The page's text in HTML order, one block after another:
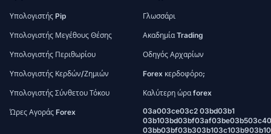
Υπολογιστής Pip
Υπολογιστής Μεγέθους Θέσης
Υπολογιστής Περιθωρίου
Υπολογιστής Κερδών/Ζημιών
Υπολογιστής Σύνθετου Τόκου
Ώρες Αγοράς Forex
Γλωσσάρι
Ακαδημία Trading
Οδηγός Αρχαρίων
Forex κερδοφόρο;
Καλύτερη ώρα forex
03a003ce03c2 03bd03b1